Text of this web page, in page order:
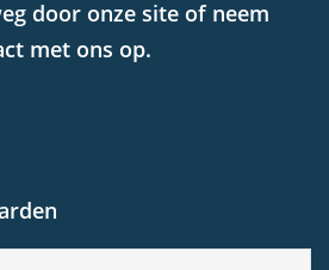
door onze site of neem
met ons op.